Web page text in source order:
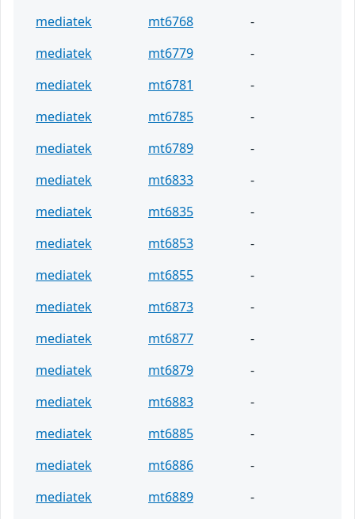
mediatek
mt6768
-
mediatek
mt6779
-
mediatek
mt6781
-
mediatek
mt6785
-
mediatek
mt6789
-
mediatek
mt6833
-
mediatek
mt6835
-
mediatek
mt6853
-
mediatek
mt6855
-
mediatek
mt6873
-
mediatek
mt6877
-
mediatek
mt6879
-
mediatek
mt6883
-
mediatek
mt6885
-
mediatek
mt6886
-
mediatek
mt6889
-